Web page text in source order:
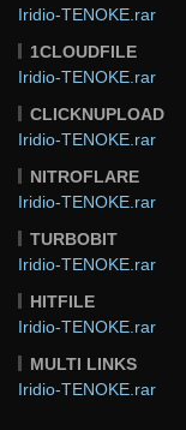
Iridio-TENOKE.rar
1CLOUDFILE
Iridio-TENOKE.rar
CLICKNUPLOAD
Iridio-TENOKE.rar
NITROFLARE
Iridio-TENOKE.rar
TURBOBIT
Iridio-TENOKE.rar
HITFILE
Iridio-TENOKE.rar
MULTI LINKS
Iridio-TENOKE.rar